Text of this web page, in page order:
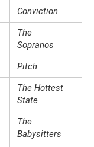
Conviction
The
Sopranos
Pitch
The Hottest
State
The
Babysitters